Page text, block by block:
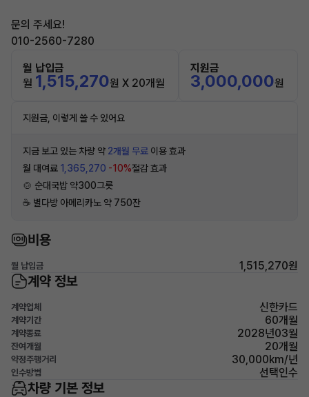
문의 주세요!
010-2560-7280
월 납입금
월 1,515,270원 X 20개월
지원금
3,000,000원
지원금, 이렇게 쓸 수 있어요
지금 보고 있는 차량 약 2개월 무료 이용 효과
월 대여료 1,365,270 -10%절감 효과
🍲 순대국밥 약300그릇
☕️ 별다방 아메리카노 약 750잔
비용
월 납입금 1,515,270원
계약 정보
계약업체 신한카드
계약기간 60개월
계약종료 2028년03월
잔여개월 20개월
약정주행거리 30,000km/년
인수방법 선택인수
차량 기본 정보